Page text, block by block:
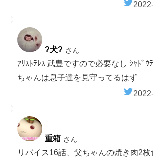
?犬? さん
ｱﾘｽﾄﾃﾚｽ 武豊ですので必要なし ｼｬﾄﾞｳ
ちゃんは息子達を見守ってるはず
重箱 さん
リバイス16話、父ちゃんの焼き肉2